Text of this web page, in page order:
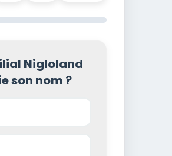
Nigloland
son nom ?